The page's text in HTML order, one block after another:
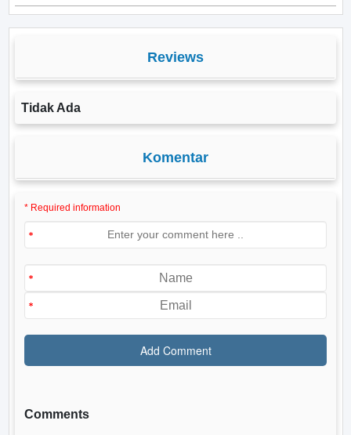
Reviews
Tidak Ada
Komentar
* Required information
Comments